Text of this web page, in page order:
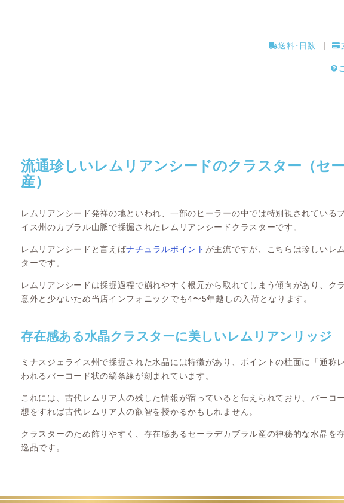
送料･日数
流通珍しいレムリアンシードのクラスター（セ
産）
レムリアンシード発祥の地といわれ、一部のヒーラーの中では特別視されている
イス州のカブラル山脈で採掘されたレムリアンシードクラスターです。
レムリアンシードと言えばナチュラルポイント が主流ですが、こちらは珍しいレ
ターです。
レムリアンシードは採掘過程で崩れやすく根元から取れてしまう傾向があり、ク
意外と少ないため当店インフォニックでも4〜5年越しの入荷となります。
存在感ある水晶クラスターに美しいレムリアンリッジ
ミナスジェライス州で採掘された水晶には特徴があり、ポイントの柱面に「通称
われるバーコード状の縞条線が刻まれています。
これには、古代レムリア人の残した情報が宿っていると伝えられており、バーコ
想をすれば古代レムリア人の叡智を授かるかもしれません。
クラスターのため飾りやすく、存在感あるセーラデカブラル産の神秘的な水晶を
逸品です。